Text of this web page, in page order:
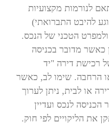
לנורמות מקצועיות
להיבט התברואתי)
הטכני של הנכס.
כאשר מדובר בכניסה
רכישת דירה "יד
הרחבה. שימו לב, כאשר
או לבית, ניתן לערוך
לנכס ועדיין
את הליקויים לפי חוק.